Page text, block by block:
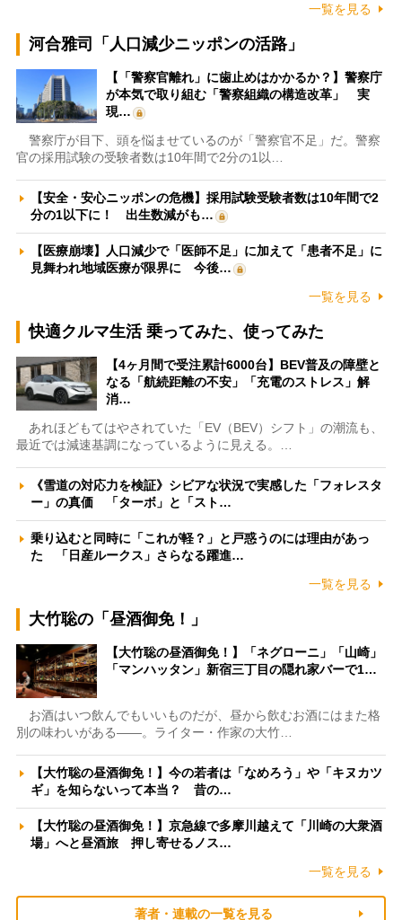
一覧を見る
河合雅司「人口減少ニッポンの活路」
【「警察官離れ」に歯止めはかかるか？】警察庁
が本気で取り組む「警察組織の構造改革」 実
現…
警察庁が目下、頭を悩ませているのが「警察官不足」だ。警察
官の採用試験の受験者数は10年間で2分の1以…
【安全・安心ニッポンの危機】採用試験受験者数は10年間で2
分の1以下に！ 出生数減がも…
【医療崩壊】人口減少で「医師不足」に加えて「患者不足」に
見舞われ地域医療が限界に 今後…
一覧を見る
快適クルマ生活 乗ってみた、使ってみた
【4ヶ月間で受注累計6000台】BEV普及の障壁と
なる「航続距離の不安」「充電のストレス」解
消…
あれほどもてはやされていた「EV（BEV）シフト」の潮流も、
最近では減速基調になっているように見える。…
《雪道の対応力を検証》シビアな状況で実感した「フォレスタ
ー」の真価 「ターボ」と「スト…
乗り込むと同時に「これが軽？」と戸惑うのには理由があっ
た 「日産ルークス」さらなる躍進…
一覧を見る
大竹聡の「昼酒御免！」
【大竹聡の昼酒御免！】「ネグローニ」「山崎」
「マンハッタン」新宿三丁目の隠れ家バーで1…
お酒はいつ飲んでもいいものだが、昼から飲むお酒にはまた格
別の味わいがある――。ライター・作家の大竹…
【大竹聡の昼酒御免！】今の若者は「なめろう」や「キヌカツ
ギ」を知らないって本当？ 昔の…
【大竹聡の昼酒御免！】京急線で多摩川越えて「川崎の大衆酒
場」へと昼酒旅 押し寄せるノス…
一覧を見る
著者・連載の一覧を見る